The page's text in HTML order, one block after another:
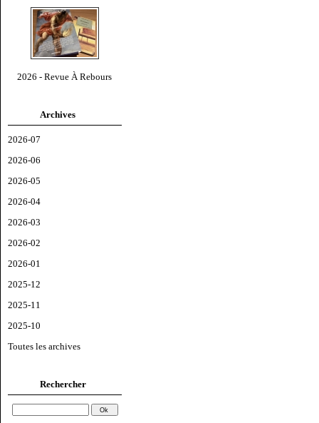
2026 - Revue À Rebours
Archives
2026-07
2026-06
2026-05
2026-04
2026-03
2026-02
2026-01
2025-12
2025-11
2025-10
Toutes les archives
Rechercher